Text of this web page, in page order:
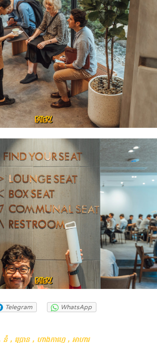
Telegram WhatsApp
នំ , ប្រោន , ហាងកាហ្វេ , អាហារ